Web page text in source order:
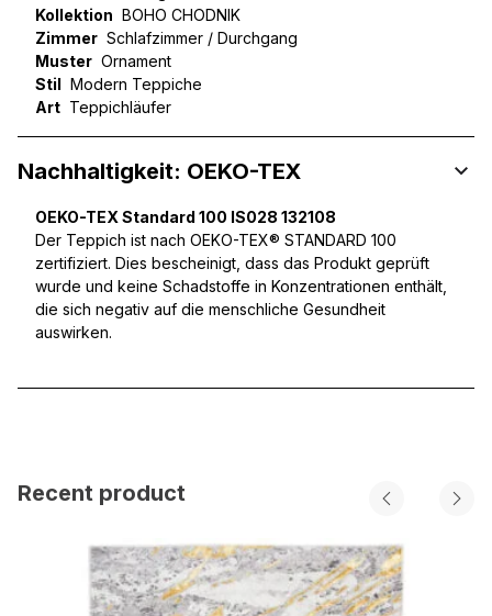
Kollektion BOHO CHODNIK
Zimmer Schlafzimmer / Durchgang
Muster Ornament
Stil Modern Teppiche
Art Teppichläufer
Nachhaltigkeit: OEKO-TEX
OEKO-TEX Standard 100 IS028 132108
Der Teppich ist nach OEKO-TEX® STANDARD 100
zertifiziert. Dies bescheinigt, dass das Produkt geprüft
wurde und keine Schadstoffe in Konzentrationen enthält,
die sich negativ auf die menschliche Gesundheit
auswirken.
Recent product